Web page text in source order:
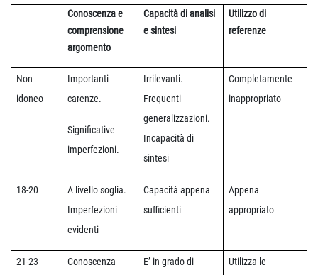
Conoscenza e
comprensione
argomento
Capacità di analisi
e sintesi
Utilizzo di
referenze
Non
idoneo
Importanti
carenze.
Significative
imperfezioni.
Irrilevanti.
Frequenti
generalizzazioni.
Incapacità di
sintesi
Completamente
inappropriato
18-20
A livello soglia.
Imperfezioni
evidenti
Capacità appena
sufficienti
Appena
appropriato
21-23
Conoscenza
E’ in grado di
Utilizza le